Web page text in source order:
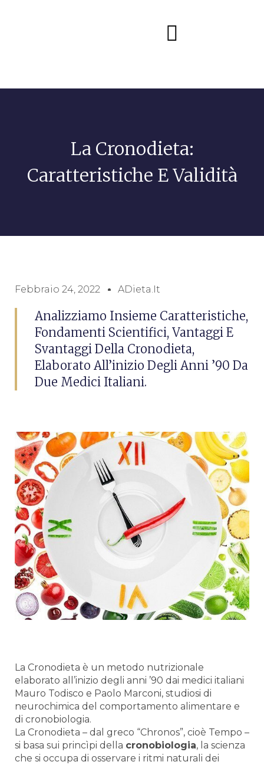
La Cronodieta:
Caratteristiche E Validità
Febbraio 24, 2022 ADieta.it
Analizziamo Insieme Caratteristiche,
Fondamenti Scientifici, Vantaggi E
Svantaggi Della Cronodieta,
Elaborato All’inizio Degli Anni ’90 Da
Due Medici Italiani.
La Cronodieta è un metodo nutrizionale
elaborato all’inizio degli anni ’90 dai medici italiani
Mauro Todisco e Paolo Marconi, studiosi di
neurochimica del comportamento alimentare e
di cronobiologia.
La Cronodieta – dal greco “Chronos”, cioè Tempo –
si basa sui princìpi della cronobiologia, la scienza
che si occupa di osservare i ritmi naturali dei